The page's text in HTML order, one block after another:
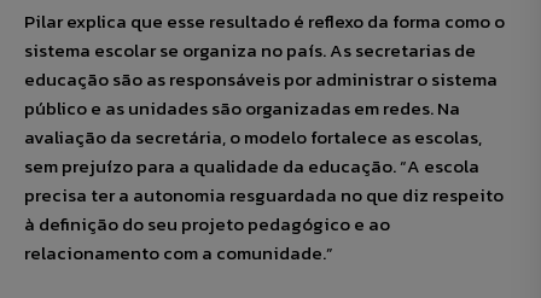
Pilar explica que esse resultado é reflexo da forma como o
sistema escolar se organiza no país. As secretarias de
educação são as responsáveis por administrar o sistema
público e as unidades são organizadas em redes. Na
avaliação da secretária, o modelo fortalece as escolas,
sem prejuízo para a qualidade da educação. “A escola
precisa ter a autonomia resguardada no que diz respeito
à definição do seu projeto pedagógico e ao
relacionamento com a comunidade.”